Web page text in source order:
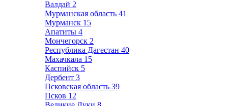
Валдай 2
Мурманская область 41
Мурманск 15
Апатиты 4
Мончегорск 2
Республика Дагестан 40
Махачкала 15
Каспийск 5
Дербент 3
Псковская область 39
Псков 12